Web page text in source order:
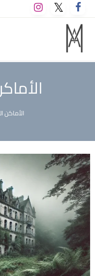
التخطي
إلى
المحتوى
M A hotels | إم ايه هوتيلز
الموقع الأول للعاملين
الأماكن